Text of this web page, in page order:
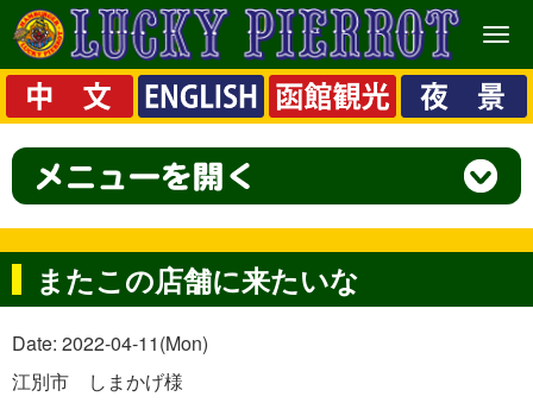
メ
ニ
ュ
ー
またこの店舗に来たいな
Date: 2022-04-11(Mon)
江別市 しまかげ様